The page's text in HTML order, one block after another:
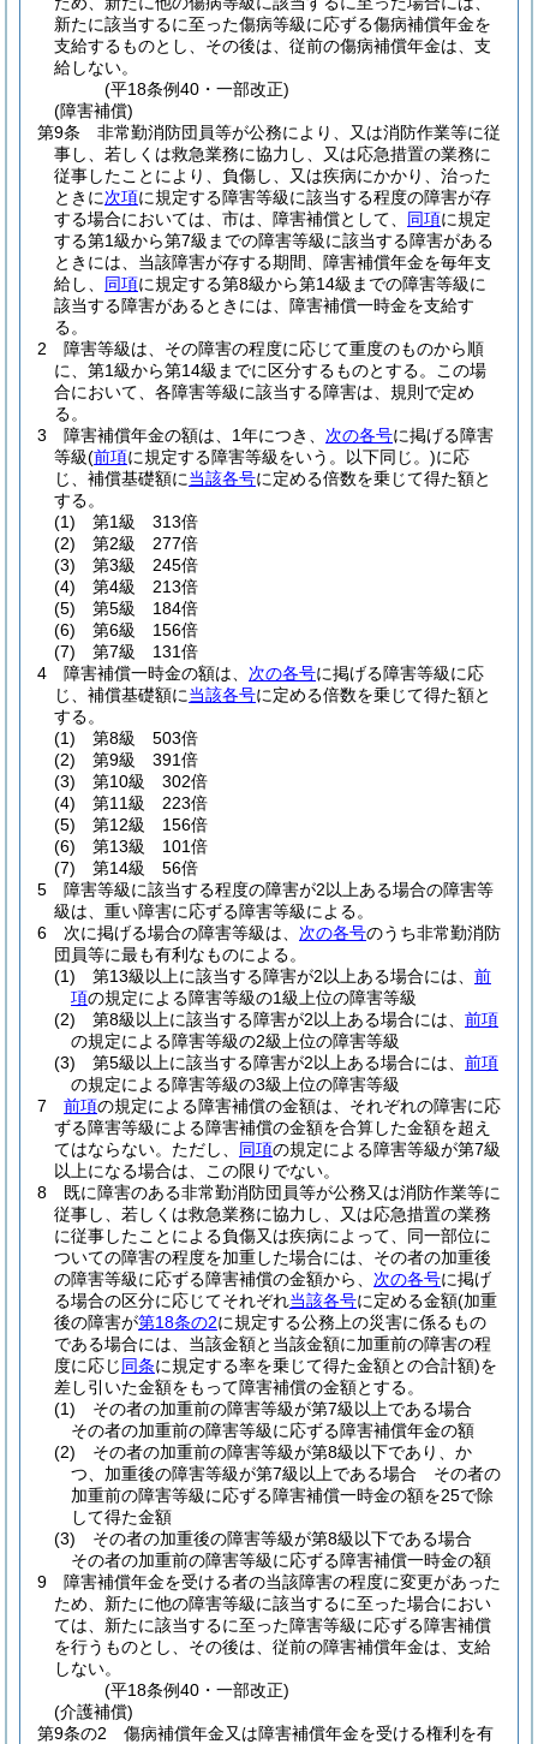
新たに該当するに至った傷病等級に応ずる傷病補償年金を
支給するものとし、その後は、従前の傷病補償年金は、支
給しない。
(平18条例40・一部改正)
(障害補償)
第9条
非常勤消防団員等が公務により、又は消防作業等に従
事し、若しくは救急業務に協力し、又は応急措置の業務に
従事したことにより、負傷し、又は疾病にかかり、治った
ときに次項に規定する障害等級に該当する程度の障害が存
する場合においては、市は、障害補償として、 同項に規定
する第1級から第7級までの障害等級に該当する障害がある
ときには、当該障害が存する期間、障害補償年金を毎年支
給し、 同項に規定する第8級から第14級までの障害等級に
該当する障害があるときには、障害補償一時金を支給す
る。
2
障害等級は、その障害の程度に応じて重度のものから順
に、第1級から第14級までに区分するものとする。
この場
合において、各障害等級に該当する障害は、規則で定め
る。
3
障害補償年金の額は、1年につき、 次の各号に掲げる障害
等級(前項に規定する障害等級をいう。以下同じ。)に応
じ、補償基礎額に当該各号に定める倍数を乗じて得た額と
する。
(1)
第1級 313倍
(2)
第2級 277倍
(3)
第3級 245倍
(4)
第4級 213倍
(5)
第5級 184倍
(6)
第6級 156倍
(7)
第7級 131倍
4
障害補償一時金の額は、 次の各号に掲げる障害等級に応
じ、補償基礎額に当該各号に定める倍数を乗じて得た額と
する。
(1)
第8級 503倍
(2)
第9級 391倍
(3)
第10級 302倍
(4)
第11級 223倍
(5)
第12級 156倍
(6)
第13級 101倍
(7)
第14級 56倍
5
障害等級に該当する程度の障害が2以上ある場合の障害等
級は、重い障害に応ずる障害等級による。
6
次に掲げる場合の障害等級は、 次の各号のうち非常勤消防
団員等に最も有利なものによる。
(1)
第13級以上に該当する障害が2以上ある場合には、 前
項の規定による障害等級の1級上位の障害等級
(2)
第8級以上に該当する障害が2以上ある場合には、 前項
の規定による障害等級の2級上位の障害等級
(3)
第5級以上に該当する障害が2以上ある場合には、 前項
の規定による障害等級の3級上位の障害等級
7
前項の規定による障害補償の金額は、それぞれの障害に応
ずる障害等級による障害補償の金額を合算した金額を超え
てはならない。 ただし、 同項の規定による障害等級が第7級
以上になる場合は、この限りでない。
8
既に障害のある非常勤消防団員等が公務又は消防作業等に
従事し、若しくは救急業務に協力し、又は応急措置の業務
に従事したことによる負傷又は疾病によって、同一部位に
ついての障害の程度を加重した場合には、その者の加重後
の障害等級に応ずる障害補償の金額から、 次の各号に掲げ
る場合の区分に応じてそれぞれ当該各号に定める金額(加重
後の障害が第18条の2に規定する公務上の災害に係るもの
である場合には、当該金額と当該金額に加重前の障害の程
度に応じ同条に規定する率を乗じて得た金額との合計額)を
差し引いた金額をもって障害補償の金額とする。
(1)
その者の加重前の障害等級が第7級以上である場合
その者の加重前の障害等級に応ずる障害補償年金の額
(2)
その者の加重前の障害等級が第8級以下であり、か
つ、加重後の障害等級が第7級以上である場合 その者の
加重前の障害等級に応ずる障害補償一時金の額を25で除
して得た金額
(3)
その者の加重後の障害等級が第8級以下である場合
その者の加重前の障害等級に応ずる障害補償一時金の額
9
障害補償年金を受ける者の当該障害の程度に変更があった
ため、新たに他の障害等級に該当するに至った場合におい
ては、新たに該当するに至った障害等級に応ずる障害補償
を行うものとし、その後は、従前の障害補償年金は、支給
しない。
(平18条例40・一部改正)
(介護補償)
第9条の2
傷病補償年金又は障害補償年金を受ける権利を有